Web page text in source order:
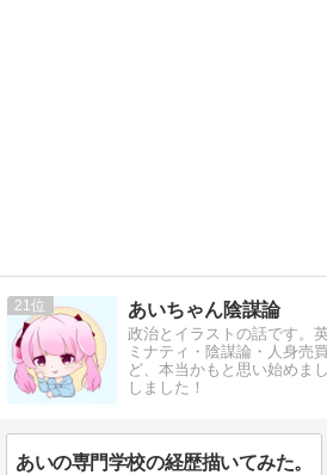
21 あいちゃん陰謀論
政治とイラストの話です。
ミナティ・陰謀論・人身売
ど、本当かもと思い始めま
しました！
あいの専門学校の経歴描いてみた。